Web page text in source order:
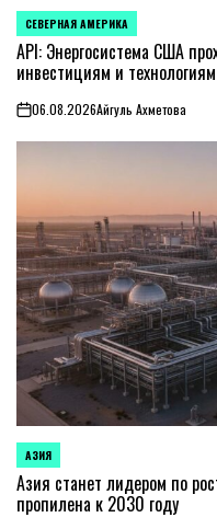
ОПУБЛИКОВАНО
В
СЕВЕРНАЯ АМЕРИКА
API: Энергосистема США
инвестициям и технологиям
on06.08.2026Айгуль Ахметова
ОПУБЛИКОВАНО
В
АЗИЯ
Азия станет лидером по
пропилена к 2030 году